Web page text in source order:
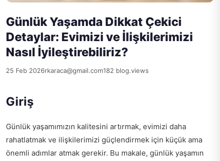
Günlük Yaşamda Dikkat Çekici
Detaylar: Evimizi ve İlişkilerimizi
Nasıl İyileştirebiliriz?
25 Feb 2026rkaraca@gmail.com182 blog.views
Giriş
Günlük yaşamımızın kalitesini artırmak, evimizi daha
rahatlatmak ve ilişkilerimizi güçlendirmek için küçük ama
önemli adımlar atmak gerekir. Bu makale, günlük yaşamın